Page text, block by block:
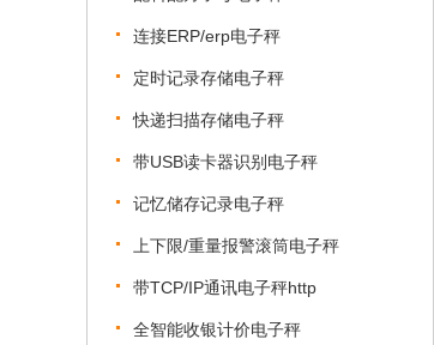
连接ERP/erp电子秤
定时记录存储电子秤
快递扫描存储电子秤
带USB读卡器识别电子秤
记忆储存记录电子秤
上下限/重量报警滚筒电子秤
带TCP/IP通讯电子秤http
全智能收银计价电子秤